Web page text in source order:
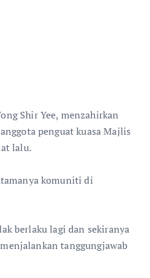
Shir Yee, menzahirkan
penguat kuasa Majlis
lalu.
komuniti di
berlaku lagi dan sekiranya
tanggungjawab